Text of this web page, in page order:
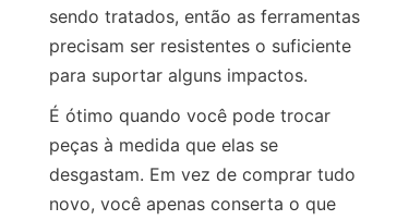
sendo tratados, então as ferramentas
precisam ser resistentes o suficiente
para suportar alguns impactos.
É ótimo quando você pode trocar
peças à medida que elas se
desgastam. Em vez de comprar tudo
novo, você apenas conserta o que